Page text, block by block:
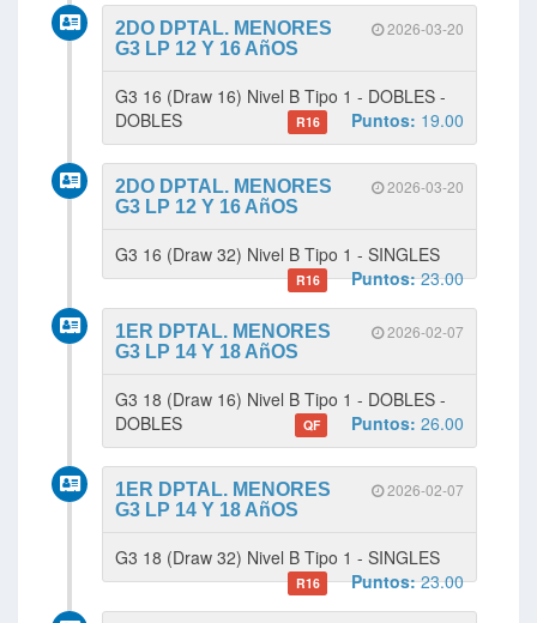
2026-03-20
2DO DPTAL. MENORES
G3 LP 12 Y 16 AñOS
G3 16 (Draw 16) Nivel B Tipo 1 - DOBLES -
DOBLES
R16 Puntos: 19.00
2026-03-20
2DO DPTAL. MENORES
G3 LP 12 Y 16 AñOS
G3 16 (Draw 32) Nivel B Tipo 1 - SINGLES
R16 Puntos:23.00
2026-02-07
1ER DPTAL. MENORES
G3 LP 14 Y 18 AñOS
G3 18 (Draw 16) Nivel B Tipo 1 - DOBLES -
DOBLES
QF Puntos: 26.00
2026-02-07
1ER DPTAL. MENORES
G3 LP 14 Y 18 AñOS
G3 18 (Draw 32) Nivel B Tipo 1 - SINGLES
R16 Puntos:23.00